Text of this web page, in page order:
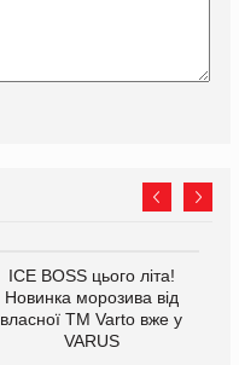
ICE BOSS цього літа!
Новинка морозива від
власної ТМ Varto вже у
VARUS